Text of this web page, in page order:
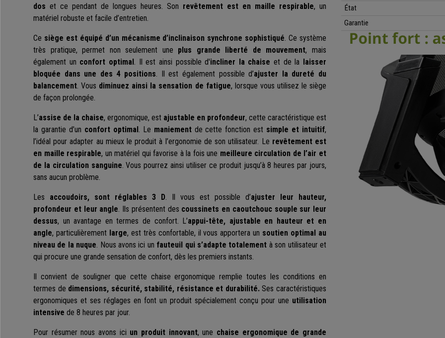
dos et ce pendant de longues heures. Son revêtement est en maille respirable, un
matériel robuste et facile d’entretien.
Ce siège est équipé d’un mécanisme d’inclinaison synchrone sophistiqué. Ce système
très pratique, permet non seulement une plus grande liberté de mouvement, mais
également un confort optimal. Il est ainsi possible d'incliner la chaise et de la laisser
bloquée dans une des 4 positions. Il est également possible d’ajuster la dureté du
balancement. Vous diminuez ainsi la sensation de fatigue, lorsque vous utilisez le siège
de façon prolongée.
L’assise de la chaise, ergonomique, est ajustable en profondeur, cette caractéristique est
la garantie d’un confort optimal. Le maniementde cette fonction est simple et intuitif,
l’idéal pour adapter au mieux le produit à l’ergonomie de son utilisateur. Le revêtement est
en maille respirable, un matériel qui favorise à la fois une meilleure circulation de l’air et
de la circulation sanguine. Vous pourrez ainsi utiliser ce produit jusqu’à 8 heures par jours,
sans aucun problème.
Les accoudoirs, sont réglables 3 D. Il vous est possible d’ajuster leur hauteur,
profondeur et leur angle. Ils présentent des coussinets en caoutchouc souple sur leur
dessus, un avantage en termes de confort. L’appui-tête, ajustable en hauteur et en
angle, particulièrement large, est très confortable, il vous apportera un soutien optimal au
niveau de la nuque. Nous avons ici un fauteuil qui s’adapte totalement à son utilisateur et
qui procure une grande sensation de confort, dès les premiers instants.
Il convient de souligner que cette chaise ergonomique remplie toutes les conditions en
termes de dimensions, sécurité, stabilité, résistance et durabilité. Ses caractéristiques
ergonomiques et ses réglages en font un produit spécialement conçu pour une utilisation
intensive de 8 heures par jour.
Pour résumer nous avons ici un produit innovant, une chaise ergonomique de grande
État
Garantie